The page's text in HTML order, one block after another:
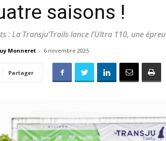
saisons !
: La Transju’Trails lance l’Ultra 110, une
Monneret - 6 novembre 2025
Partager